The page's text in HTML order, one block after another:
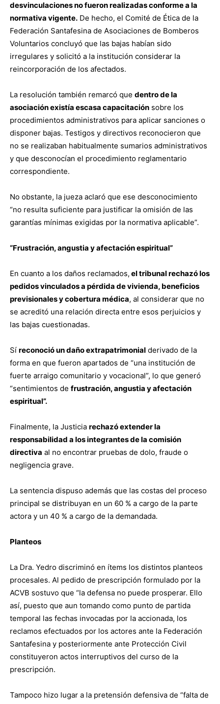
desvinculaciones no fueron realizadas conforme a la
normativa vigente. De hecho, el Comité de Ética de la
Federación Santafesina de Asociaciones de Bomberos
Voluntarios concluyó que las bajas habían sido
irregulares y solicitó a la institución considerar la
reincorporación de los afectados.
La resolución también remarcó que dentro de la
asociación existía escasa capacitación sobre los
procedimientos administrativos para aplicar sanciones o
disponer bajas. Testigos y directivos reconocieron que
no se realizaban habitualmente sumarios administrativos
y que desconocían el procedimiento reglamentario
correspondiente.
No obstante, la jueza aclaró que ese desconocimiento
“no resulta suficiente para justificar la omisión de las
garantías mínimas exigidas por la normativa aplicable”.
“Frustración, angustia y afectación espiritual”
En cuanto a los daños reclamados, el tribunal rechazó los
pedidos vinculados a pérdida de vivienda, beneficios
previsionales y cobertura médica, al considerar que no
se acreditó una relación directa entre esos perjuicios y
las bajas cuestionadas.
Sí reconoció un daño extrapatrimonial derivado de la
forma en que fueron apartados de “una institución de
fuerte arraigo comunitario y vocacional”, lo que generó
“sentimientos de frustración, angustia y afectación
espiritual”.
Finalmente, la Justicia rechazó extender la
responsabilidad a los integrantes de la comisión
directiva al no encontrar pruebas de dolo, fraude o
negligencia grave.
La sentencia dispuso además que las costas del proceso
principal se distribuyan en un 60 % a cargo de la parte
actora y un 40 % a cargo de la demandada.
Planteos
La Dra. Yedro discriminó en ítems los distintos planteos
procesales. Al pedido de prescripción formulado por la
ACVB sostuvo que “la defensa no puede prosperar. Ello
así, puesto que aun tomando como punto de partida
temporal las fechas invocadas por la accionada, los
reclamos efectuados por los actores ante la Federación
Santafesina y posteriormente ante Protección Civil
constituyeron actos interruptivos del curso de la
prescripción.
Tampoco hizo lugar a la pretensión defensiva de “falta de